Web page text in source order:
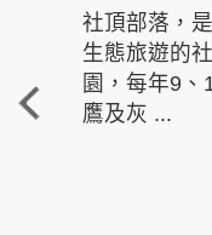
社頂部落，
生態旅遊的
園，每年9
鷹及灰 ...